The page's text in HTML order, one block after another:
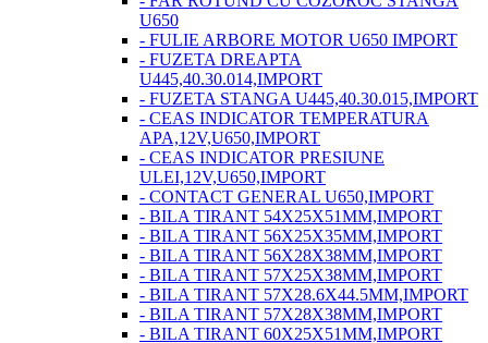
U650
- FULIE ARBORE MOTOR U650 IMPORT
- FUZETA DREAPTA
U445,40.30.014,IMPORT
- FUZETA STANGA U445,40.30.015,IMPORT
- CEAS INDICATOR TEMPERATURA
APA,12V,U650,IMPORT
- CEAS INDICATOR PRESIUNE
ULEI,12V,U650,IMPORT
- CONTACT GENERAL U650,IMPORT
- BILA TIRANT 54X25X51MM,IMPORT
- BILA TIRANT 56X25X35MM,IMPORT
- BILA TIRANT 56X28X38MM,IMPORT
- BILA TIRANT 57X25X38MM,IMPORT
- BILA TIRANT 57X28.6X44.5MM,IMPORT
- BILA TIRANT 57X28X38MM,IMPORT
- BILA TIRANT 60X25X51MM,IMPORT